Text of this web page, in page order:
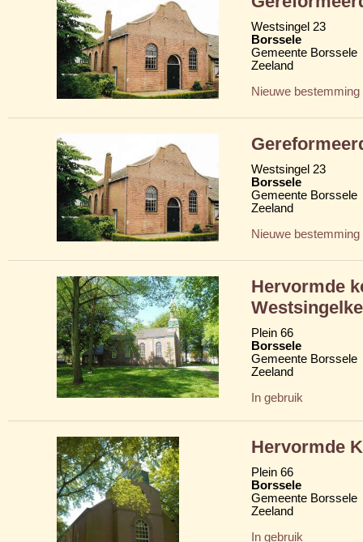
Westsingel 23
Borssele
Gemeente Borssele
Zeeland
Nieuwe bestemming
Westsingel 23
Borssele
Gemeente Borssele
Zeeland
Nieuwe bestemming
Hervormde
Plein 66
Borssele
Gemeente Borssele
Zeeland
In gebruik
Hervormde
Plein 66
Borssele
Gemeente Borssele
Zeeland
In gebruik